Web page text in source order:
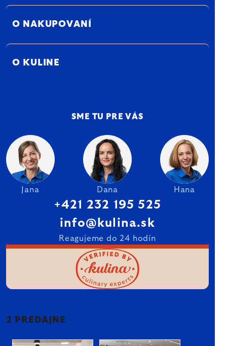
O NAKUPOVANÍ
O KULINE
SME TU PRE VÁS
Jana Dana Hana
+421 232 195 525
info@kulina.sk
Reagujeme do 24 hodín
2 PREDAJNE